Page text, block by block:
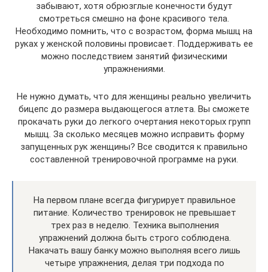
забывают, хотя обрюзглые конечности будут
смотреться смешно на фоне красивого тела.
Необходимо помнить, что с возрастом, форма мышц на
руках у женской половины провисает. Поддерживать ее
можно последствием занятий физическими
упражнениями.
Не нужно думать, что для женщины реально увеличить
бицепс до размера выдающегося атлета. Вы сможете
прокачать руки до легкого очертания некоторых групп
мышц. За сколько месяцев можно исправить форму
запущенных рук женщины? Все сводится к правильно
составленной тренировочной программе на руки.
На первом плане всегда фигурирует правильное
питание. Количество тренировок не превышает
трех раз в неделю. Техника выполнения
упражнений должна быть строго соблюдена.
Накачать вашу банку можно выполняя всего лишь
четыре упражнения, делая три подхода по